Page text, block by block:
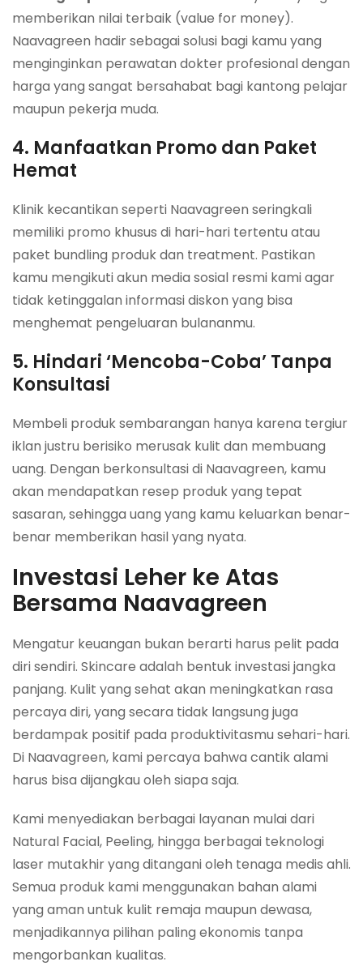
memberikan nilai terbaik (value for money).
Naavagreen hadir sebagai solusi bagi kamu yang
menginginkan perawatan dokter profesional dengan
harga yang sangat bersahabat bagi kantong pelajar
maupun pekerja muda.
4. Manfaatkan Promo dan Paket
Hemat
Klinik kecantikan seperti Naavagreen seringkali
memiliki promo khusus di hari-hari tertentu atau
paket bundling produk dan treatment. Pastikan
kamu mengikuti akun media sosial resmi kami agar
tidak ketinggalan informasi diskon yang bisa
menghemat pengeluaran bulananmu.
5. Hindari ‘Mencoba-Coba’ Tanpa
Konsultasi
Membeli produk sembarangan hanya karena tergiur
iklan justru berisiko merusak kulit dan membuang
uang. Dengan berkonsultasi di Naavagreen, kamu
akan mendapatkan resep produk yang tepat
sasaran, sehingga uang yang kamu keluarkan benar-
benar memberikan hasil yang nyata.
Investasi Leher ke Atas
Bersama Naavagreen
Mengatur keuangan bukan berarti harus pelit pada
diri sendiri. Skincare adalah bentuk investasi jangka
panjang. Kulit yang sehat akan meningkatkan rasa
percaya diri, yang secara tidak langsung juga
berdampak positif pada produktivitasmu sehari-hari.
Di Naavagreen, kami percaya bahwa cantik alami
harus bisa dijangkau oleh siapa saja.
Kami menyediakan berbagai layanan mulai dari
Natural Facial, Peeling, hingga berbagai teknologi
laser mutakhir yang ditangani oleh tenaga medis ahli.
Semua produk kami menggunakan bahan alami
yang aman untuk kulit remaja maupun dewasa,
menjadikannya pilihan paling ekonomis tanpa
mengorbankan kualitas.